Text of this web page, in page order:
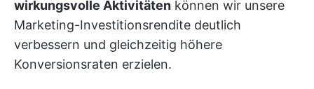
wirkungsvolle Aktivitäten können wir unsere
Marketing-Investitionsrendite deutlich
verbessern und gleichzeitig höhere
Konversionsraten erzielen.